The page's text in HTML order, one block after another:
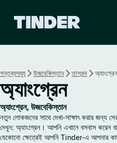
r
গন্তব্যসমূহ উজবেকিস্তান তাশখন্দ অ্যাংগ্রেন
অ্যাংগ্রেন
অ্যাংগ্রেন, উজবেকিস্তান
নতুন লোকজনের সাথে দেখা-সাক্ষাৎ করার জন্য
দেখুন: অ্যাংগ্রেন। আপনি এখানে বসবাস করেন
যেকোনো ক্ষেত্রেই আপনি Tinder-এ আপনার